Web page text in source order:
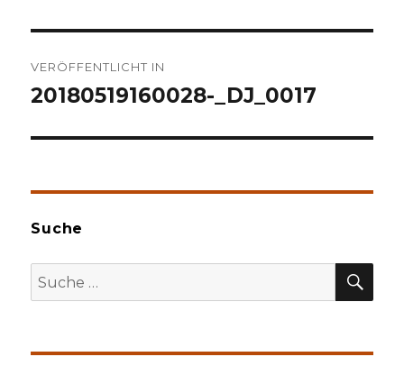
VERÖFFENTLICHT IN
20180519160028-_DJ_0017
Suche
Suche
nach: